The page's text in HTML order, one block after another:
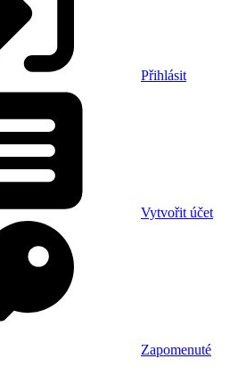
Přihlásit
Vytvořit účet
Zapomenuté